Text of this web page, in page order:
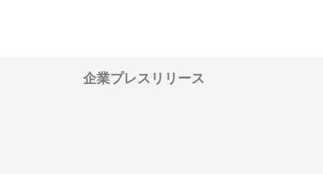
企業プレスリリース